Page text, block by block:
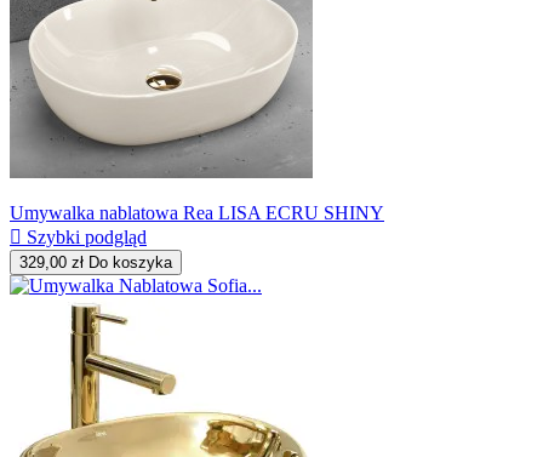
Umywalka nablatowa Rea LISA ECRU SHINY
 Szybki podgląd
329,00 zł Do koszyka